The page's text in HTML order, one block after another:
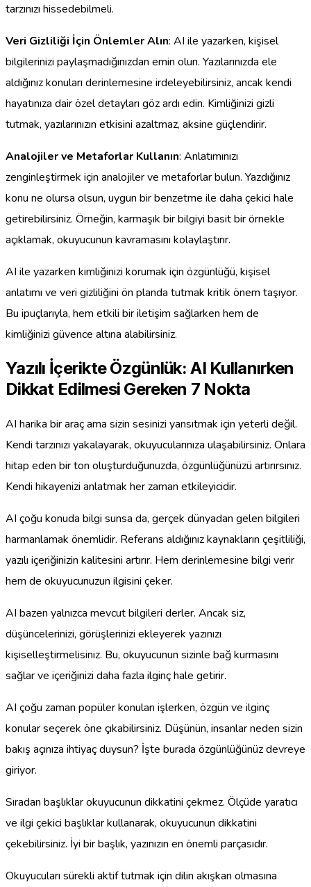
tarzınızı hissedebilmeli.
Veri Gizliliği İçin Önlemler Alın: AI ile yazarken, kişisel
bilgilerinizi paylaşmadığınızdan emin olun. Yazılarınızda ele
aldığınız konuları derinlemesine irdeleyebilirsiniz, ancak kendi
hayatınıza dair özel detayları göz ardı edin. Kimliğinizi gizli
tutmak, yazılarınızın etkisini azaltmaz, aksine güçlendirir.
Analojiler ve Metaforlar Kullanın: Anlatımınızı
zenginleştirmek için analojiler ve metaforlar bulun. Yazdığınız
konu ne olursa olsun, uygun bir benzetme ile daha çekici hale
getirebilirsiniz. Örneğin, karmaşık bir bilgiyi basit bir örnekle
açıklamak, okuyucunun kavramasını kolaylaştırır.
AI ile yazarken kimliğinizi korumak için özgünlüğü, kişisel
anlatımı ve veri gizliliğini ön planda tutmak kritik önem taşıyor.
Bu ipuçlarıyla, hem etkili bir iletişim sağlarken hem de
kimliğinizi güvence altına alabilirsiniz.
Yazılı İçerikte Özgünlük: AI Kullanırken
Dikkat Edilmesi Gereken 7 Nokta
AI harika bir araç ama sizin sesinizi yansıtmak için yeterli değil.
Kendi tarzınızı yakalayarak, okuyucularınıza ulaşabilirsiniz. Onlara
hitap eden bir ton oluşturduğunuzda, özgünlüğünüzü artırırsınız.
Kendi hikayenizi anlatmak her zaman etkileyicidir.
AI çoğu konuda bilgi sunsa da, gerçek dünyadan gelen bilgileri
harmanlamak önemlidir. Referans aldığınız kaynakların çeşitliliği,
yazılı içeriğinizin kalitesini artırır. Hem derinlemesine bilgi verir
hem de okuyucunuzun ilgisini çeker.
AI bazen yalnızca mevcut bilgileri derler. Ancak siz,
düşüncelerinizi, görüşlerinizi ekleyerek yazınızı
kişiselleştirmelisiniz. Bu, okuyucunun sizinle bağ kurmasını
sağlar ve içeriğinizi daha fazla ilginç hale getirir.
AI çoğu zaman popüler konuları işlerken, özgün ve ilginç
konular seçerek öne çıkabilirsiniz. Düşünün, insanlar neden sizin
bakış açınıza ihtiyaç duysun? İşte burada özgünlüğünüz devreye
giriyor.
Sıradan başlıklar okuyucunun dikkatini çekmez. Ölçüde yaratıcı
ve ilgi çekici başlıklar kullanarak, okuyucunun dikkatini
çekebilirsiniz. İyi bir başlık, yazınızın en önemli parçasıdır.
Okuyucuları sürekli aktif tutmak için dilin akışkan olmasına